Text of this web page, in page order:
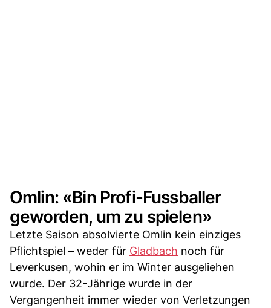
Omlin: «Bin Profi-Fussballer
geworden, um zu spielen»
Letzte Saison absolvierte Omlin kein einziges
Pflichtspiel – weder für Gladbach noch für
Leverkusen, wohin er im Winter ausgeliehen
wurde. Der 32-Jährige wurde in der
Vergangenheit immer wieder von Verletzungen